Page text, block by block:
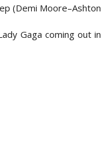
(Demi Moore–Ashton
Gaga coming out in